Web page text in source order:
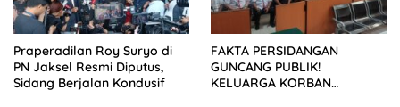
Praperadilan Roy Suryo di
PN Jaksel Resmi Diputus,
Sidang Berjalan Kondusif
FAKTA PERSIDANGAN
GUNCANG PUBLIK!
KELUARGA KORBAN